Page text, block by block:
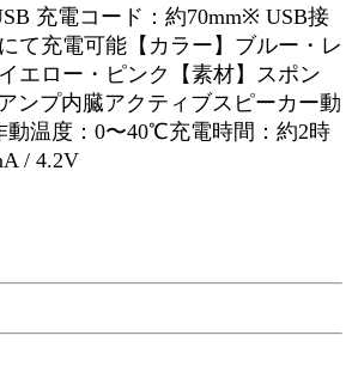
充電コード：約70mm※ USB接
て充電可能【カラー】ブルー・レ
エロー・ピンク【素材】スポン
ンプ内臓アクティブスピーカー動
動温度：0〜40℃充電時間：約2時
/ 4.2V